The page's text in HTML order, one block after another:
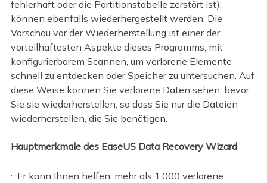
fehlerhaft oder die Partitionstabelle zerstört ist),
können ebenfalls wiederhergestellt werden. Die
Vorschau vor der Wiederherstellung ist einer der
vorteilhaftesten Aspekte dieses Programms, mit
konfigurierbarem Scannen, um verlorene Elemente
schnell zu entdecken oder Speicher zu untersuchen. Auf
diese Weise können Sie verlorene Daten sehen, bevor
Sie sie wiederherstellen, so dass Sie nur die Dateien
wiederherstellen, die Sie benötigen.
Hauptmerkmale des EaseUS Data Recovery Wizard
Er kann Ihnen helfen, mehr als 1.000 verlorene